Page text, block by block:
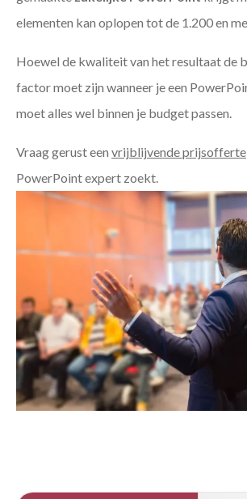
elementen kan oplopen tot de 1.200 en
Hoewel de kwaliteit van het resultaat de
factor moet zijn wanneer je een
moet alles wel binnen je budget passen.
Vraag gerust een vrijblijvende prijsofferte
PowerPoint expert zoekt.